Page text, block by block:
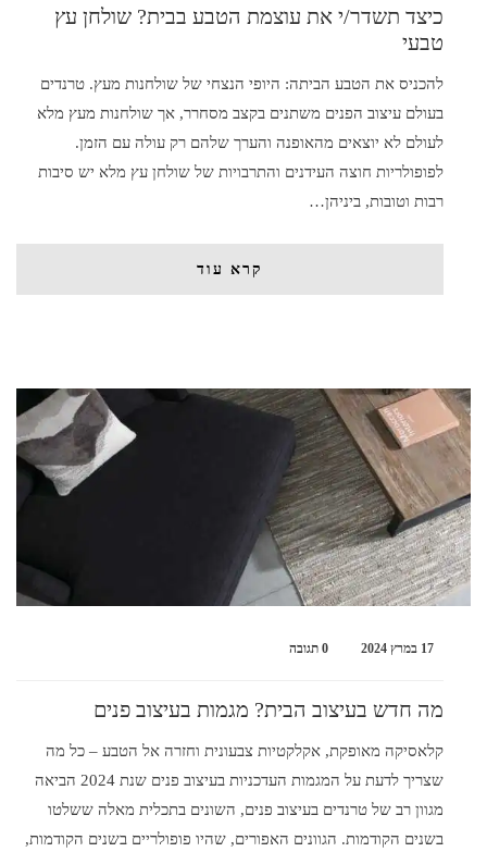
כיצד תשדר/י את עוצמת הטבע בבית? שולחן עץ
טבעי
להכניס את הטבע הביתה: היופי הנצחי של שולחנות מעץ. טרנדים
בעולם עיצוב הפנים משתנים בקצב מסחרר, אך שולחנות מעץ מלא
לעולם לא יוצאים מהאופנה והערך שלהם רק עולה עם הזמן.
לפופולריות חוצה העידנים והתרבויות של שולחן עץ מלא יש סיבות
רבות וטובות, ביניהן…
קרא עוד
17 במרץ 2024 0 תגובה
מה חדש בעיצוב הבית? מגמות בעיצוב פנים
קלאסיקה מאופקת, אקלקטיות צבעונית וחזרה אל הטבע – כל מה
שצריך לדעת על המגמות העדכניות בעיצוב פנים שנת 2024 הביאה
מגוון רב של טרנדים בעיצוב פנים, השונים בתכלית מאלה ששלטו
בשנים הקודמות. הגוונים האפורים, שהיו פופולריים בשנים הקודמות,